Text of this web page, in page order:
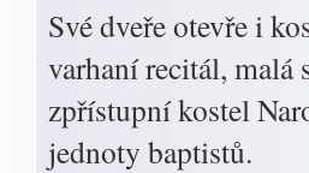
Své dveře otevře i
varhaní recitál, malá
zpřístupní kostel
jednoty baptistů.